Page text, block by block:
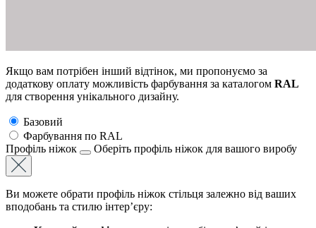
Якщо вам потрібен інший відтінок, ми пропонуємо за
додаткову оплату можливість фарбування за каталогом RAL
для створення унікального дизайну.
Базовий
Фарбування по RAL
Профіль нiжок
Оберіть профіль ніжок для вашого виробу
Ви можете обрати профіль ніжок стільця залежно від ваших
вподобань та стилю інтер’єру: